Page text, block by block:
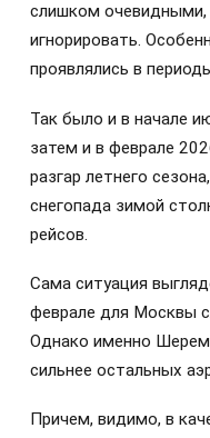
слишком
игнорировать.
проявлялись в
Так было и в начале
затем и в феврале
разгар летнего
снегопада зимой
рейсов.
Сама ситуация
феврале для Москвы
Однако именно
сильнее остальных
Причем, видимо, в